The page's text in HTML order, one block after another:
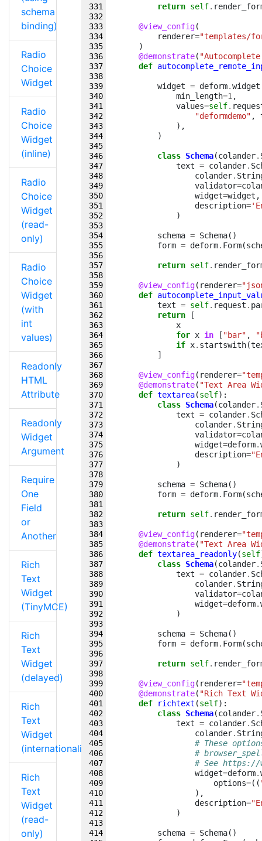
schema
binding)
Radio
Choice
Widget
Radio
Choice
Widget
(inline)
Radio
Choice
Widget
(read-
only)
Radio
Choice
Widget
(with
int
values)
Readonly
HTML
Attribute
Readonly
Widget
Argument
Require
One
Field
or
Another
Rich
Text
Widget
(TinyMCE)
Rich
Text
Widget
(delayed)
Rich
Text
Widget
(internationalized)
Rich
Text
Widget
(read-
only)
return self.
@view_config(
renderer="templates/
)
@demonstrate(
def
widget = deform.widget
min_length=1 ,
values=self.
"deformdemo" ,
),
)
class Schema(colander.
text = colander.
colander.
validator=
widget=widget ,
description=
)
schema = Schema()
form = deform. Form(
return self.
@view_config( renderer=
def
text = self. request .
return
[
x
for x in [ "bar" ,
if x. startswith(
]
@view_config( renderer=
@demonstrate( "Text Area
def textarea(self):
class Schema(colander.
text = colander.
colander.
validator=
widget=deform.
description=
)
schema = Schema()
form = deform. Form(
return self.
@view_config( renderer=
@demonstrate( "Text Area
def textarea_readonly(self
class Schema(colander.
text = colander.
colander.
validator=
widget=deform.
)
schema = Schema()
form = deform. Form(
return self.
@view_config( renderer=
@demonstrate( "Rich Text
def
richtext (self):
class Schema(colander.
text = colander.
colander.
# These
#
# See https://
widget=deform.
options=((
),
description=
)
schema = Schema()